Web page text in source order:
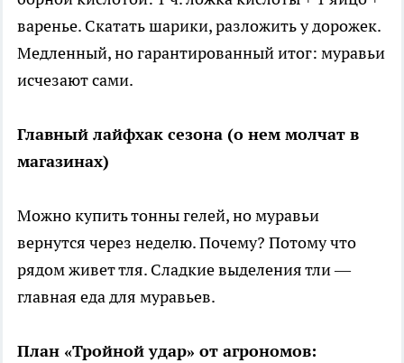
варенье. Скатать шарики, разложить у дорожек.
Медленный, но гарантированный итог: муравьи
исчезают сами.
Главный лайфхак сезона (о нем молчат в
магазинах)
Можно купить тонны гелей, но муравьи
вернутся через неделю. Почему? Потому что
рядом живет тля. Сладкие выделения тли —
главная еда для муравьев.
План «Тройной удар» от агрономов: